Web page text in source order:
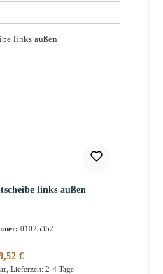
links außen
01025352
Preis:
€
Lieferzeit: 2-4 Tage